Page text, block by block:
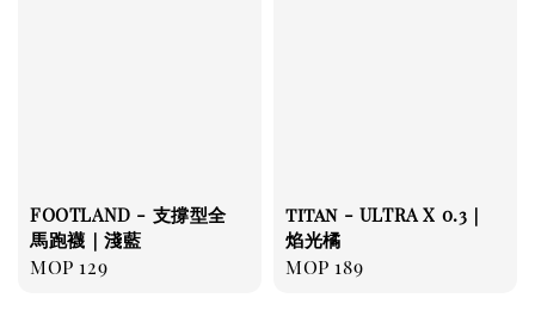
FOOTLAND - 支撐型全
馬跑襪｜淺藍
Regular
MOP 129
titan - ULTRA X 0.3｜
焰光橘
Regular
MOP 189